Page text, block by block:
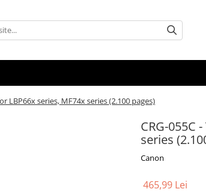
LBP66x series, MF74x series (2.100 pages)
CRG-055C
series
Canon
465,99 Lei